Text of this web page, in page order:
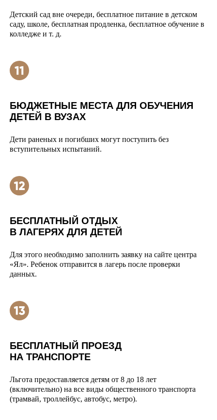
Детский сад вне очереди, бесплатное питание в детском
саду, школе, бесплатная продленка, бесплатное обучение в
колледже и т. д.
БЮДЖЕТНЫЕ МЕСТА ДЛЯ ОБУЧЕНИЯ
ДЕТЕЙ В ВУЗАХ
Дети раненых и погибших могут поступить без
вступительных испытаний.
БЕСПЛАТНЫЙ ОТДЫХ
В ЛАГЕРЯХ ДЛЯ ДЕТЕЙ
Для этого необходимо заполнить заявку на сайте центра
«Ял». Ребенок отправится в лагерь после проверки
данных.
БЕСПЛАТНЫЙ ПРОЕЗД
НА ТРАНСПОРТЕ
Льгота предоставляется детям от 8 до 18 лет
(включительно) на все виды общественного транспорта
(трамвай, троллейбус, автобус, метро).